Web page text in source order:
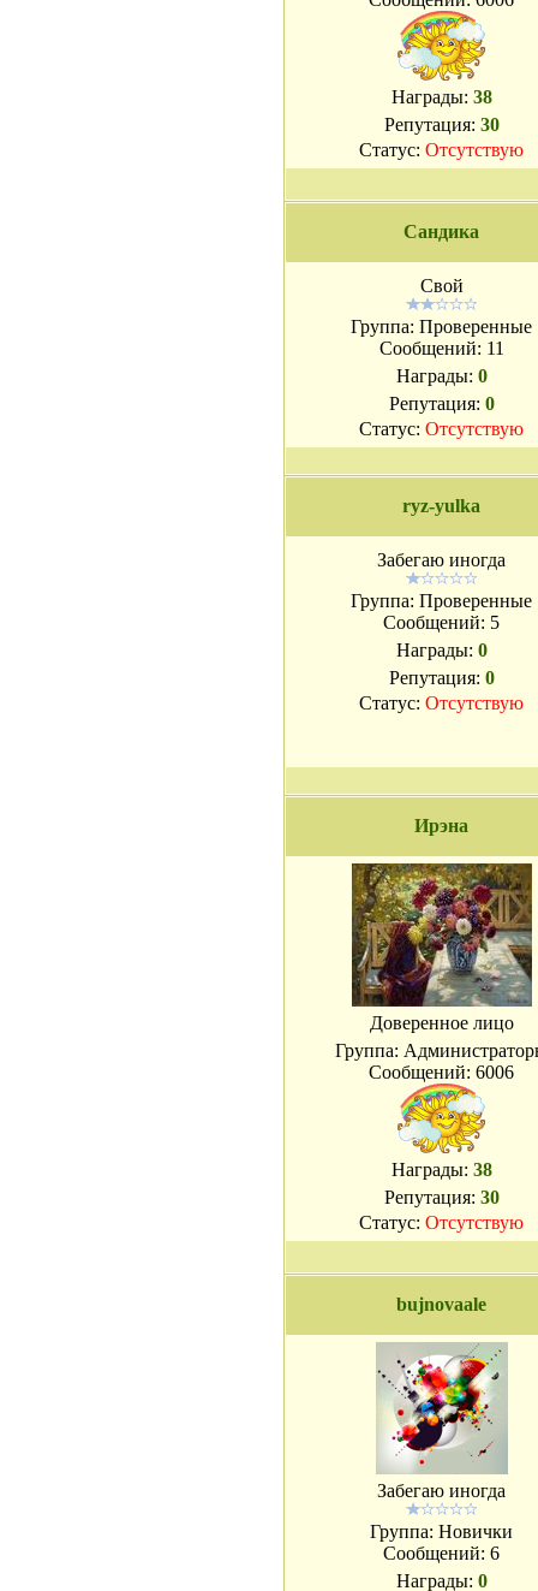
Награды: 38
Репутация: 30
Статус: Отсутствую
Сандика
Свой
Группа: Проверенные
Сообщений: 11
Награды: 0
Репутация: 0
Статус: Отсутствую
ryz-yulka
Забегаю иногда
Группа: Проверенные
Сообщений: 5
Награды: 0
Репутация: 0
Статус: Отсутствую
Ирэна
Доверенное лицо
Группа:
Сообщений: 6006
Награды: 38
Репутация: 30
Статус: Отсутствую
bujnovaale
Забегаю иногда
Группа: Новички
Сообщений: 6
Награды: 0